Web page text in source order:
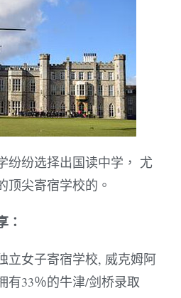
纷纷选择出国读中学， 尤
顶尖寄宿学校的。
：
立女子寄宿学校, 威克姆阿
有33％的牛津/剑桥录取